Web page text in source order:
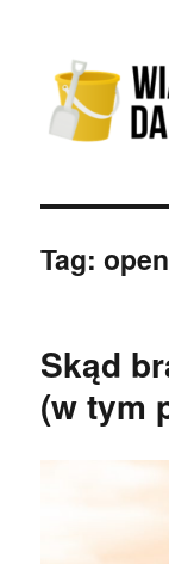
Tag:
Skąd
(w tym